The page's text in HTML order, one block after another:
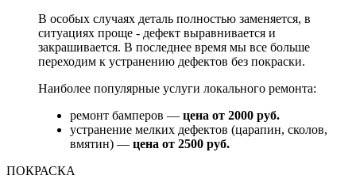
В особых случаях деталь полностью заменяется, в
ситуациях проще - дефект выравнивается и
закрашивается. В последнее время мы все больше
переходим к устранению дефектов без покраски.
Наиболее популярные услуги локального ремонта:
ремонт бамперов — цена от 2000 руб.
устранение мелких дефектов (царапин, сколов,
вмятин) — цена от 2500 руб.
ПОКРАСКА